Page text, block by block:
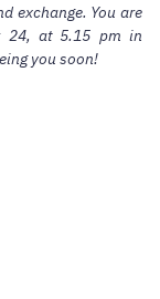
exchange. You are
24, at 5.15 pm in
you soon!